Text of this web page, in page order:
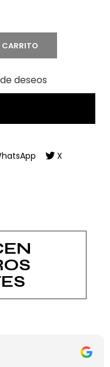
CARRITO
deseos
X